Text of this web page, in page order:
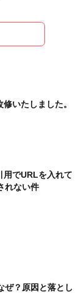
いたしました。
用でURLを入れて
れない件
ぜ？原因と落とし